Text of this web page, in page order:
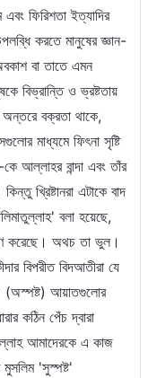
ফিরিশতা ইত্যাদির
করতে মানুষের জ্ঞান-
বা তাতে এমন
বিভ্রান্তি ও ভ্রষ্টতায়
বক্রতা থাকে,
মাধ্যমে ফিৎনা সৃষ্টি
আল্লাহর বান্দা এবং তাঁর
খ্রিষ্টানরা এটাকে বাদ
বলা হয়েছে,
করেছে। অথচ তা ভুল।
বিপরীত বিদআতীরা যে
(অস্পষ্ট) আয়াতগুলোর
কঠিন পেঁচ দ্বারা
আমাদেরকে এ কাজ
'সুস্পষ্ট'